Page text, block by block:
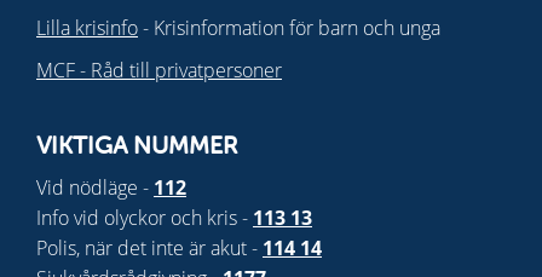
Lilla krisinfo- Krisinformation för barn och unga
MCF - Råd till privatpersoner
VIKTIGA NUMMER
Vid nödläge - 112
Info vid olyckor och kris - 113 13
Polis, när det inte är akut - 114 14